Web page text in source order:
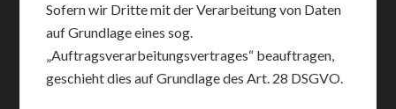
Sofern wir Dritte mit der Verarbeitung von Daten
auf Grundlage eines sog.
„Auftragsverarbeitungsvertrages“ beauftragen,
geschieht dies auf Grundlage des Art. 28 DSGVO.